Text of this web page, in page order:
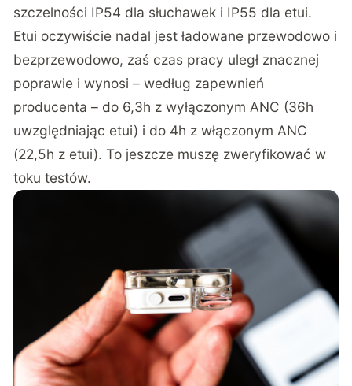
szczelności IP54 dla słuchawek i IP55 dla etui.
Etui oczywiście nadal jest ładowane przewodowo i
bezprzewodowo, zaś czas pracy uległ znacznej
poprawie i wynosi – według zapewnień
producenta – do 6,3h z wyłączonym ANC (36h
uwzględniając etui) i do 4h z włączonym ANC
(22,5h z etui). To jeszcze muszę zweryfikować w
toku testów.